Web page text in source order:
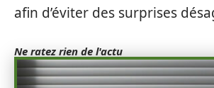
afin d’éviter des surprises
Ne ratez rien de l'actu